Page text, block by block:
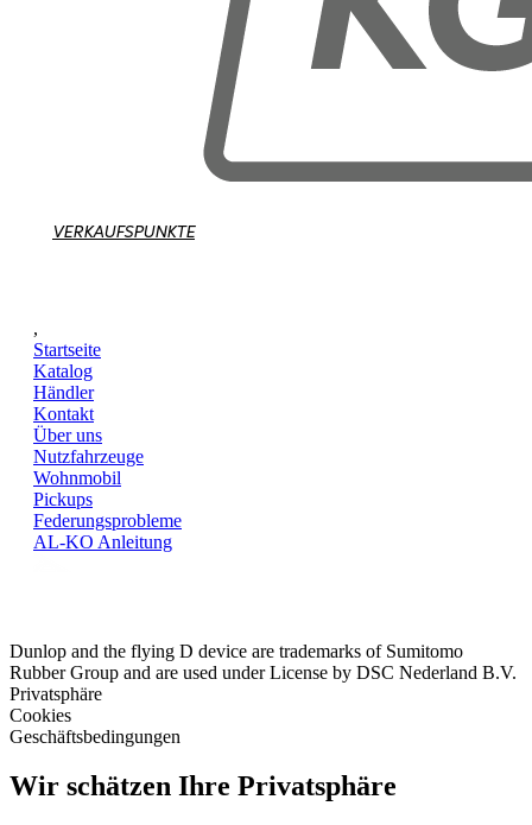
VERKAUFSPUNKTE
,
Startseite
Katalog
Händler
Kontakt
Über uns
Nutzfahrzeuge
Wohnmobil
Pickups
Federungsprobleme
AL-KO Anleitung
Dunlop and the flying D device are trademarks of Sumitomo
Rubber Group and are used under License by DSC Nederland B.V.
Privatsphäre
Cookies
Geschäftsbedingungen
Wir schätzen Ihre Privatsphäre